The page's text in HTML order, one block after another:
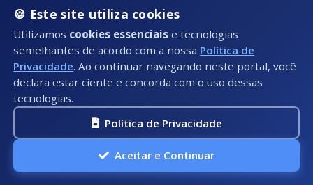
Contratos
Cult, Turis, Esp e Lazer
Decretos
Despesas
Diário Oficial
Divida Ativa
Emissão de DAM
Escala Farmácias
🍪 Este site utiliza cookies
Utilizamos cookies essenciais e tecnologias
semelhantes de acordo com a nossa Política de
Privacidade. Ao continuar navegando neste portal, você
declara estar ciente e concorda com o uso dessas
tecnologias.
Política de Privacidade
Aceitar e Continuar